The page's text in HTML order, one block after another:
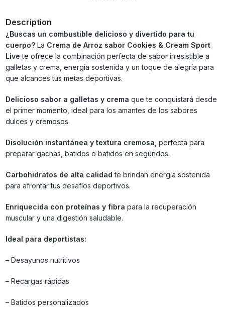
Description
¿Buscas un combustible delicioso y divertido para tu
cuerpo?La Crema de Arroz sabor Cookies & Cream Sport
Live te ofrece la combinación perfecta de sabor irresistible a
galletas y crema, energía sostenida y un toque de alegría para
que alcances tus metas deportivas.
Delicioso sabor a galletas y crema que te conquistará desde
el primer momento, ideal para los amantes de los sabores
dulces y cremosos.
Disolución instantánea y textura cremosa, perfecta para
preparar gachas, batidos o batidos en segundos.
Carbohidratos de alta calidad te brindan energía sostenida
para afrontar tus desafíos deportivos.
Enriquecida con proteínas y fibra para la recuperación
muscular y una digestión saludable.
Ideal para deportistas:
– Desayunos nutritivos
– Recargas rápidas
– Batidos personalizados